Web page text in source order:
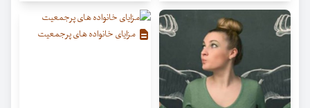
مزایای خانواده های پرجمعیت